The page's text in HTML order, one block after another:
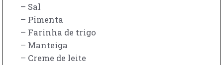
– Sal
– Pimenta
– Farinha de trigo
– Manteiga
– Creme de leite